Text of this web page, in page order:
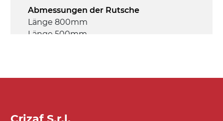
Abmessungen der Rutsche
Länge 800mm
Länge 500mm
Steuerung